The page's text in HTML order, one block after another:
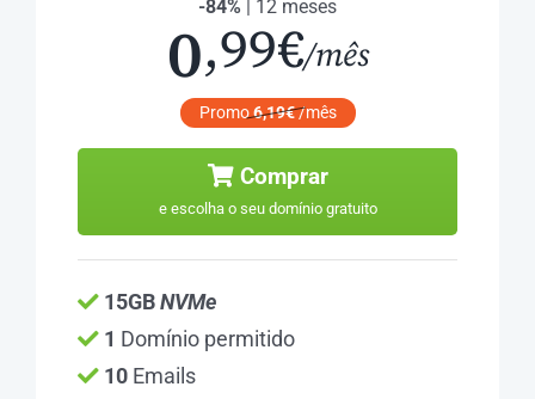
-84% | 12 meses
0,99€/mês
Promo6,19€/mês
Comprar
e escolha o seu domínio gratuito
15GB NVMe
1 Domínio permitido
10Emails